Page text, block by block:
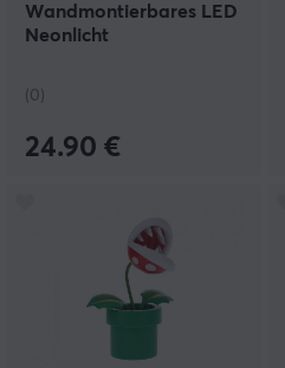
Wandmontierbares LED
Neonlicht
(0)
24.90 €